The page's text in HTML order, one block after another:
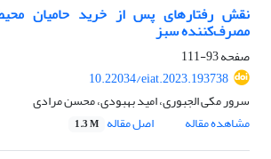
نقش رفتارهای پس از خرید حامیان
مصرف‌کننده سبز
صفحه93-111
10.22034/eiat.2023.193738
سرور مکی الجبوری، امید بهبودی، محسن مرادی
مشاهده مقاله
اصل مقاله 1.3 M